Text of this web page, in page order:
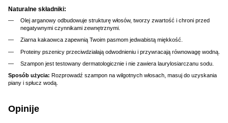
Naturalne składniki:
Olej arganowy odbudowuje strukturę włosów, tworzy zwartość i chroni przed
negatywnymi czynnikami zewnętrznymi.
Ziarna kakaowca zapewnią Twoim pasmom jedwabistą miękkość.
Proteiny pszenicy przeciwdziałają odwodnieniu i przywracają równowagę wodną.
Szampon jest testowany dermatologicznie i nie zawiera laurylosiarczanu sodu.
Sposób użycia: Rozprowadź szampon na wilgotnych włosach, masuj do uzyskania
piany i spłucz wodą.
Opinije